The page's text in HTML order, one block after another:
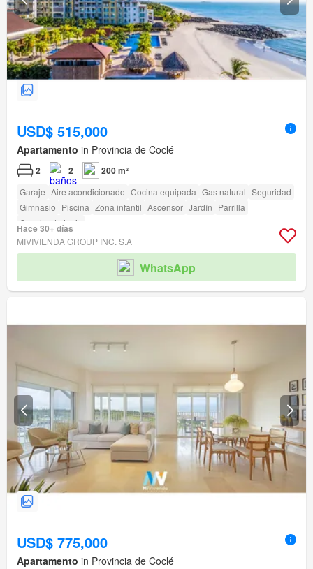
USD$ 515,000
Apartamento in Provincia de Coclé
2 2 200 m²
Garaje Aire acondicionado Cocina equipada Gas natural Seguridad
Gimnasio Piscina Zona infantil Ascensor Jardín Parrilla
Cancha de tenis
Hace 30+ días
MIVIVIENDA GROUP INC. S.A
WhatsApp
USD$ 775,000
Apartamento in Provincia de Coclé